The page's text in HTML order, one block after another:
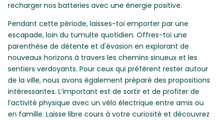
recharger nos batteries avec une énergie positive.
Pendant cette période, laisses-toi emporter par une
escapade, loin du tumulte quotidien. Offres-toi une
parenthèse de détente et d'évasion en explorant de
nouveaux horizons à travers les chemins sinueux et les
sentiers verdoyants. Pour ceux qui préfèrent rester autour
de la ville, nous avons également préparé des propositions
intéressantes. L’important est de sortir et de profiter de
l’activité physique avec un vélo électrique entre amis ou
en famille. Laisse libre cours à votre curiosité et découvrez